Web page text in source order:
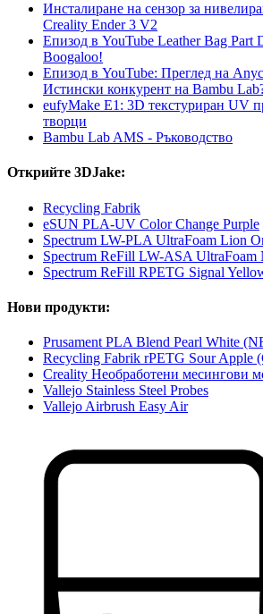
Инсталиране на сензор за
Creality Ender 3 V2
Епизод в YouTube Leather Bag Part
Boogaloo!
Епизод в YouTube: Преглед на
Истински конкурент на Bambu
eufyMake E1: 3D текстуриран UV
творци
Bambu Lab AMS - Ръководство
Открийте 3DJake:
Recycling Fabrik
eSUN PLA-UV Color Change Purple
Spectrum LW-PLA UltraFoam Lion
Spectrum ReFill LW-ASA UltraFoam
Spectrum ReFill RPETG Signal
Нови продукти:
Prusament PLA Blend Pearl White
Recycling Fabrik rPETG Sour Apple
Creality Необработени месингови
Vallejo Stainless Steel Probes
Vallejo Airbrush Easy Air